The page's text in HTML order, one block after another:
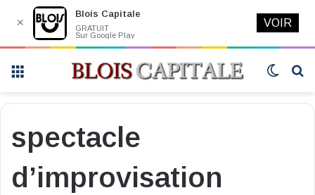
Switch
spectacle
d’improvisation
✕
Blois Capitale
GRATUIT
Sur Google Play
VOIR